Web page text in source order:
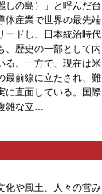
しの島）」と呼んだ台
体産業で世界の最先端
ードし、日本統治時代
、歴史の一部として内
る。一方で、現在は米
最前線に立たされ、難
に直面している。国際
雑な立…
化や風土、人々の営み